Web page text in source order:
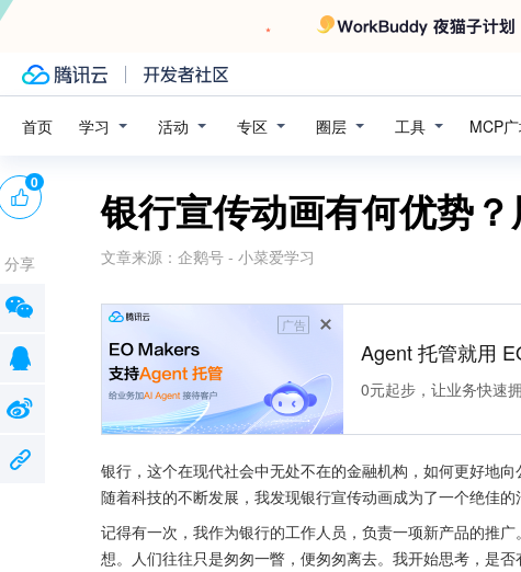
首页 学习 活动 专区 圈层 工具 MCP
银行宣传动画有何优势
文章来源： 企鹅号 - 小菜爱学习
广告
Agent 托管就用
0元起步，让业务快速
银行，这个在现代社会中无处不在的金融机构，如何更好地
随着科技的不断发展，我发现银行宣传动画成为了一个绝佳的
记得有一次，我作为银行的工作人员，负责一项新产品的推
想。人们往往只是匆匆一瞥，便匆匆离去。我开始思考，是
0
分享